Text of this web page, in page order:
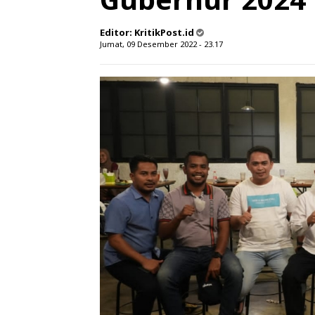
Editor: KritikPost.id
Jumat, 09 Desember 2022 - 23.17